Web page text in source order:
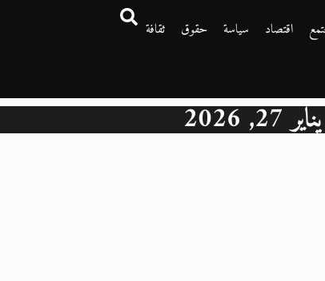
اقتصاد سياسة حقوق
ثقافة
يناير 27, 2026